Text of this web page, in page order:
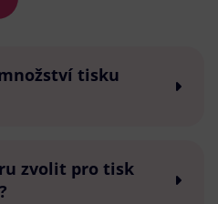
tisku
zvolit pro tisk